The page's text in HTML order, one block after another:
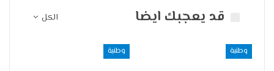
الكل قد يعجبك ايضا
وطنية وطنية